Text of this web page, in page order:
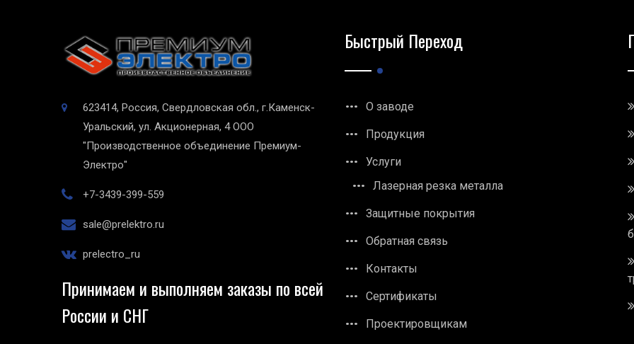
623414, Россия, Свердловская обл., г.Каменск-
Уральский, ул. Акционерная, 4 ООО
"Производственное объединение Премиум-
Электро"
+7-3439-399-559
sale@prelektro.ru
prelectro_ru
Принимаем и выполняем заказы по всей
России и СНГ
Быстрый Переход
О заводе
Продукция
Услуги
Лазерная резка металла
Защитные покрытия
Обратная связь
Контакты
Сертификаты
Проектировщикам